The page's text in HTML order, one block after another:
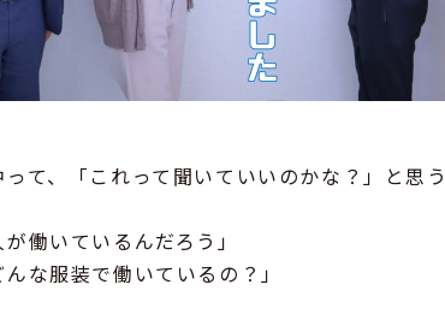
て、「これって聞いていいのかな？」と思
が働いているんだろう」
んな服装で働いているの？」